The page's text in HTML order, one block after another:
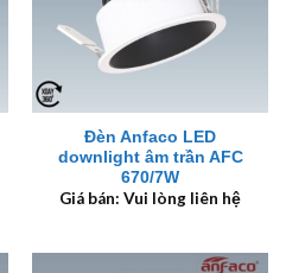
Đèn Anfaco LED
downlight âm trần AFC
670/7W
Giá bán: Vui lòng liên hệ